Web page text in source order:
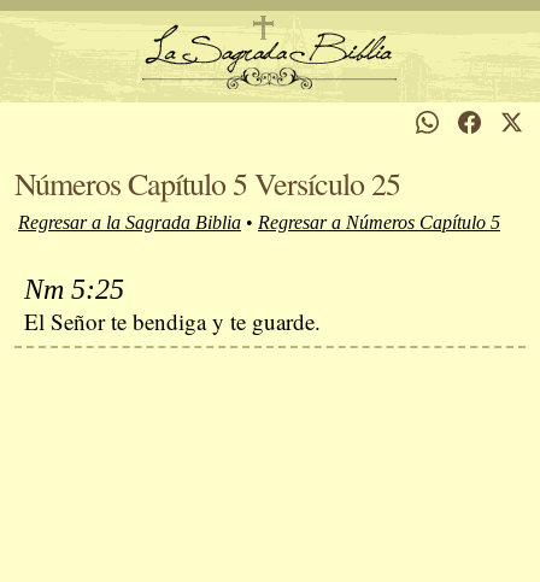
Números Capítulo 5 Versículo 25
Regresar a la Sagrada Biblia • Regresar a Números Capítulo 5
Nm 5:25
El Señor te bendiga y te guarde.